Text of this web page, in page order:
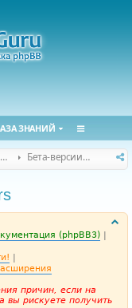
ЗНАНИЙ
Расширения phpBB Бета-версии расширений для phpBB
(phpBB3) |
|
причин, если на
вы рискуете получить